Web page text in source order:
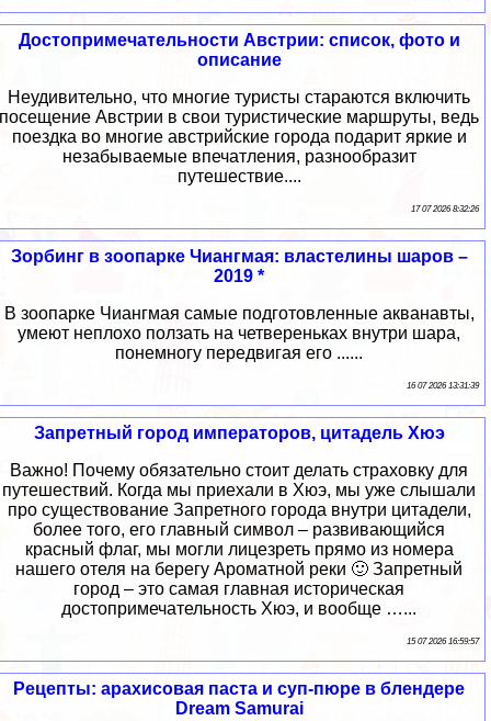
Достопримечательности Австрии: список, фото и
описание
Неудивительно, что многие туристы стараются включить
посещение Австрии в свои туристические маршруты, ведь
поездка во многие австрийские города подарит яркие и
незабываемые впечатления, разнообразит
путешествие....
17 07 2026 8:32:26
Зорбинг в зоопарке Чиангмая: властелины шаров –
2019 *
В зоопарке Чиангмая самые подготовленные акванавты,
умеют неплохо ползать на четвереньках внутри шара,
понемногу передвигая его ......
16 07 2026 13:31:39
Запретный город императоров, цитадель Хюэ
Важно! Почему обязательно стоит делать страховку для
путешествий. Когда мы приехали в Хюэ, мы уже слышали
про существование Запретного города внутри цитадели,
более того, его главный символ – развивающийся
красный флаг, мы могли лицезреть прямо из номера
нашего отеля на берегу Ароматной реки 🙂 Запретный
город – это самая главная историческая
достопримечательность Хюэ, и вообще …...
15 07 2026 16:59:57
Рецепты: арахисовая паста и суп-пюре в блендере
Dream Samurai